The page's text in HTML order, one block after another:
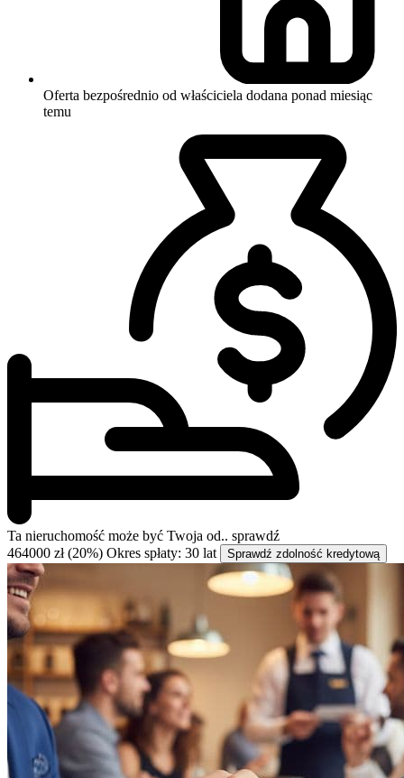
Oferta bezpośrednio od właściciela dodana ponad miesiąc
temu
Ta nieruchomość może być Twoja od.. sprawdź
464000 zł (20%) Okres spłaty: 30 lat Sprawdź zdolność kredytową